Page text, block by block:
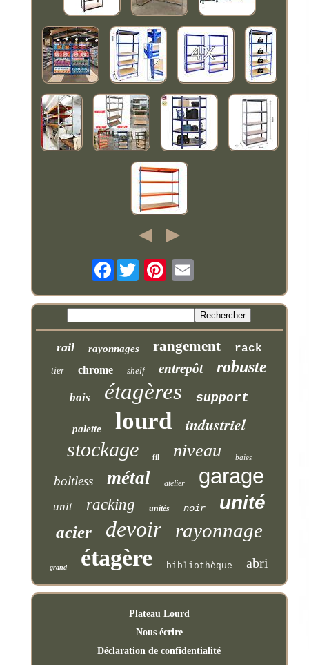
Facebook
rail rayonnages rangement rack
tier chrome shelf entrepôt robuste
bois étagères support
palette lourd industriel
stockage fil niveau baies
boltless métal atelier garage
unit racking unités noir unité
acier devoir rayonnage
grand étagère bibliothèque abri
Plateau Lourd
Nous écrire
Déclaration de confidentialité